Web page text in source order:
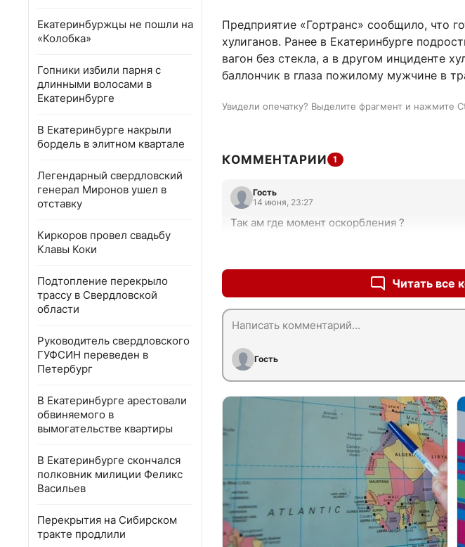
Екатеринбуржцы не пошли на
«Колобка»
Гопники избили парня с
длинными волосами в
Екатеринбурге
В Екатеринбурге накрыли
бордель в элитном квартале
Легендарный свердловский
генерал Миронов ушел в
отставку
Киркоров провел свадьбу
Клавы Коки
Подтопление перекрыло
трассу в Свердловской
области
Руководитель свердловского
ГУФСИН переведен в
Петербург
В Екатеринбурге арестовали
обвиняемого в
вымогательстве квартиры
В Екатеринбурге скончался
полковник милиции Феликс
Васильев
Перекрытия на Сибирском
тракте продлили
Предприятие «Гортранс» сообщило, что
хулиганов. Ранее в Екатеринбурге
вагон без стекла, а в другом инциденте
баллончик в глаза пожилому мужчине в
Увидели опечатку? Выделите фрагмент и нажмите
КОММЕНТАРИИ 1
Гость
14 июня, 23:27
Так ам где момент оскорбления ?
Читать все
Гость